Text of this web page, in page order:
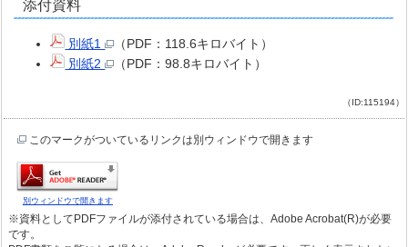
添付資料
別紙1
（PDF：118.6キロバイト）
別紙2
（PDF：98.8キロバイト）
（ID:115194）
このマークがついているリンクは別ウィンドウで開きます
別ウィンドウで開きます
※資料としてPDFファイルが添付されている場合は、Adobe Acrobat(R)が必要
です。